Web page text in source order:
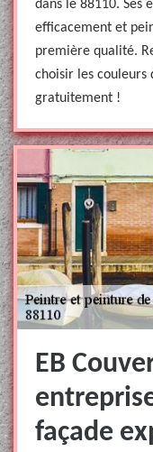
dans le 88110. Ses
efficacement et
première qualité.
choisir les couleurs
gratuitement !
EB
façade